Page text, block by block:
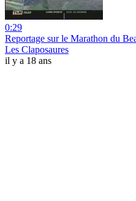
0:29
Reportage sur le Marathon du
Les Claposaures
il y a 18 ans